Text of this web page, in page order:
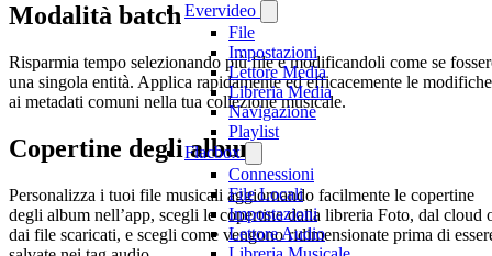
Evervideo
File
Impostazioni
Lettore Media
Libreria Media
Navigazione
Playlist
Flacbox
Connessioni
File Locali
Impostazioni
Lettore Audio
Modalità batch
Risparmia tempo selezionando più file e modificandoli come se
una singola entità. Applica rapidamente ed efficacemente le modifiche
ai metadati comuni nella tua collezione musicale.
Copertine degli album
Personalizza i tuoi file musicali aggiornando facilmente le copertine
degli album nell’app, scegli le copertine dalla libreria Foto, dal cloud
dai file scaricati, e scegli come vengono ridimensionate prima di